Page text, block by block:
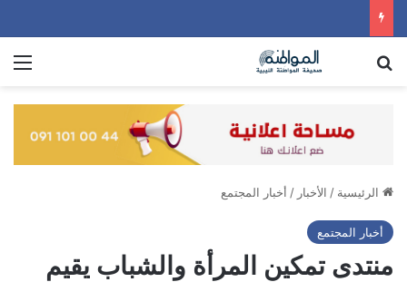
الرئيسية / الأخبار / أخبار المجتمع
أخبار المجتمع
منتدى تمكين المرأة والشباب يقيم